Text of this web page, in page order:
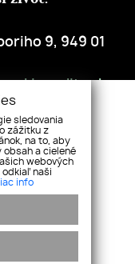
9, 949 01
S NAMI
NÁŠ TÍM
GDPR COOKIES
sledovania
zážitku z
na to, aby
a cielené
webových
odkiaľ naši
info